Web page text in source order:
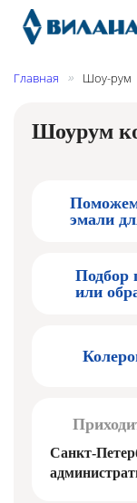
Главная » Шоу-рум
Поможем
эмали
Подбор
или
Санкт-
Шоурум